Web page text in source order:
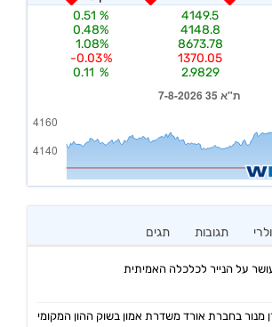
תגובות תגים
על הנייר לכלכלה האמיתית
בחברת אורד משדרת אמון בשוק ההון המקומי